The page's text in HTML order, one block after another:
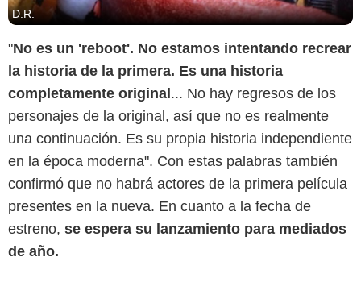
D.R.
"No es un 'reboot'. No estamos intentando recrear
la historia de la primera. Es una historia
completamente original... No hay regresos de los
personajes de la original, así que no es realmente
una continuación. Es su propia historia independiente
en la época moderna". Con estas palabras también
confirmó que no habrá actores de la primera película
presentes en la nueva. En cuanto a la fecha de
estreno, se espera su lanzamiento para mediados
de año.